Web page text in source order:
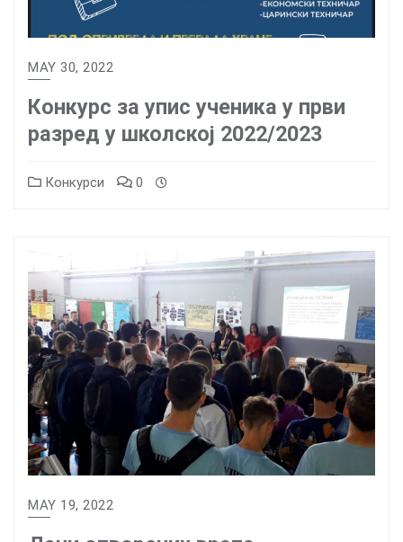
MAY 30, 2022
Конкурс за упис ученика у први
разред у школској 2022/2023
Конкурси 0
MAY 19, 2022